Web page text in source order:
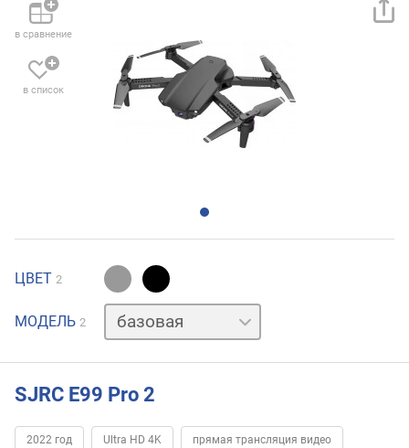
в сравнение
в список
ЦВЕТ 2
МОДЕЛЬ 2
+
доп
SJRC E99 Pro 2
2022 год Ultra HD 4K прямая трансляция видео